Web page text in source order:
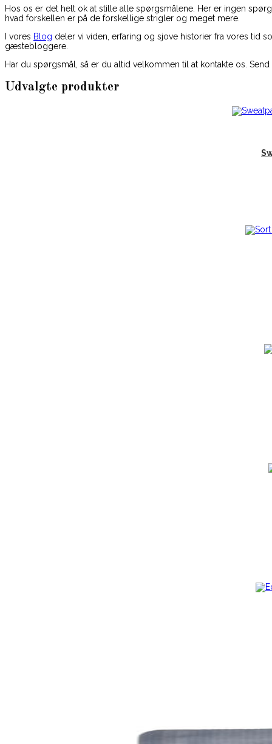
Hos os er det helt ok at stille alle spørgsmålene. Her er ingen
hvad forskellen er på de forskellige strigler og meget mere.
I vores Blog deler vi viden, erfaring og sjove historier fra vores tid
gæstebloggere.
Har du spørgsmål, så er du altid velkommen til at kontakte os.
Udvalgte produkter